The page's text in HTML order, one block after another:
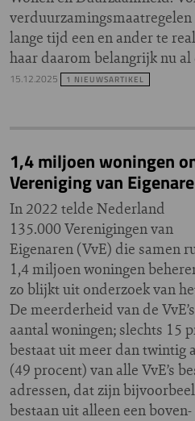
lange tijd een en ander te
haar daarom belangrijk nu
15.12.2025 1 NIEUWSARTIKEL
1,4 miljoen woningen
Vereniging van
In 2022 telde Nederland
135.000 Verenigingen van
Eigenaren (VvE) die samen
1,4 miljoen woningen
zo blijkt uit onderzoek van
De meerderheid van de
aantal woningen; slechts 15
bestaat uit meer dan twintig
(49 procent) van alle VvE’s
adressen, dat zijn
bestaan uit alleen een